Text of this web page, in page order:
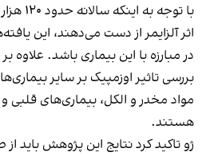
با توجه
اثر آلزایمر از دست می‌دهند، این
در مبارزه با این بیماری باشد. علاوه
بررسی تاثیر اوزمپیک بر سایر
مواد مخدر و الکل، بیماری‌های قلبی
هستند.
ژو تاکید کرد نتایج این پژوهش باید از